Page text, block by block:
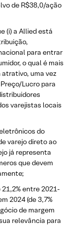
de R$38,0/ação
(i) a Allied está
para entrar
o qual é mais
uma vez
Lucro para
varejistas locais
do
varejo direto ao
já representa
que devem
entre 2021-
2024 (de 3,7%
de margem
relevância para